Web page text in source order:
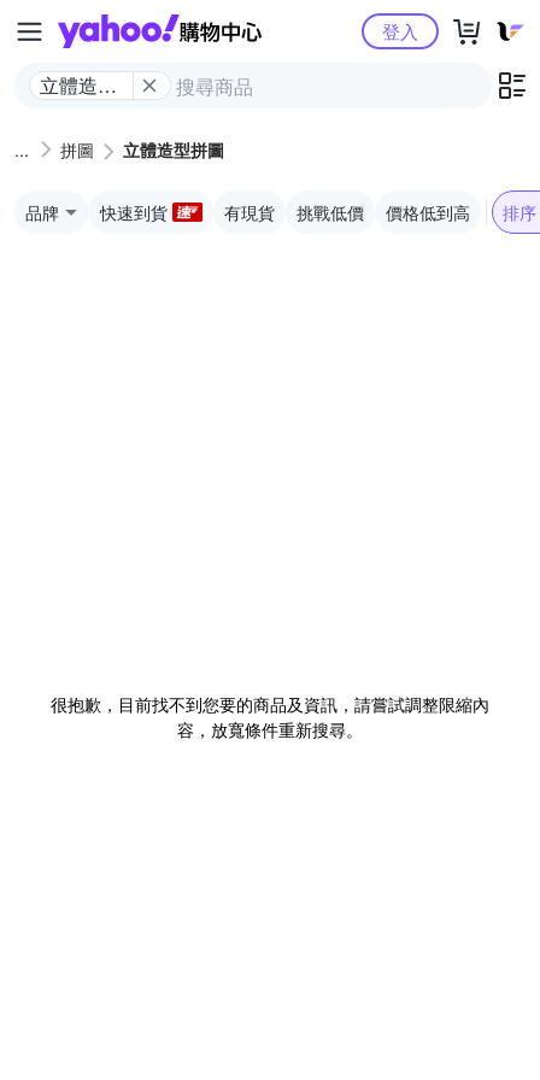
Yahoo購物中心
立體造型
登入
拼圖 立體造型拼圖
品牌 快速到貨 有現貨 挑戰低價 價格低到高 排序
很抱歉，目前找不到您要的商品及資訊，請嘗試調整限縮內
容，放寬條件重新搜尋。